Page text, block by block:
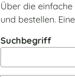
Über die
und bestellen.
Suchbegriff